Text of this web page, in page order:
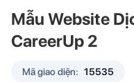
Mẫu Website
CareerUp 2
Mã giao diện: 15535